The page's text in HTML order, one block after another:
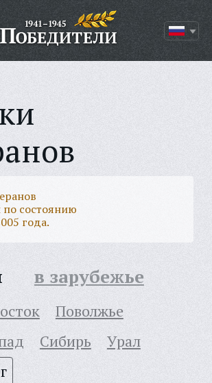
состоянию
года.
в зарубежье
Поволжье
Сибирь
Урал